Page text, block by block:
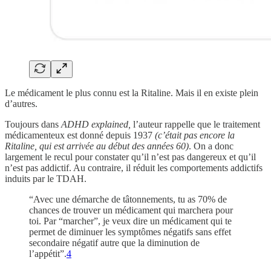
Le médicament le plus connu est la Ritaline. Mais il en existe plein
d’autres.
Toujours dans ADHD explained, l’auteur rappelle que le traitement
médicamenteux est donné depuis 1937 (c’était pas encore la
Ritaline, qui est arrivée au début des années 60). On a donc
largement le recul pour constater qu’il n’est pas dangereux et qu’il
n’est pas addictif. Au contraire, il réduit les comportements addictifs
induits par le TDAH.
“Avec une démarche de tâtonnements, tu as 70% de
chances de trouver un médicament qui marchera pour
toi. Par “marcher”, je veux dire un médicament qui te
permet de diminuer les symptômes négatifs sans effet
secondaire négatif autre que la diminution de
l’appétit”.4